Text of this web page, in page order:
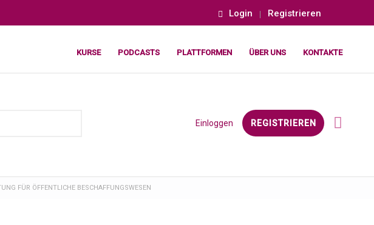
Login Registrieren
KURSE PODCASTS PLATTFORMEN ÜBER UNS KONTAKTE
Einloggen REGISTRIEREN
FÜR ÖFFENTLICHE BESCHAFFUNGSWESEN